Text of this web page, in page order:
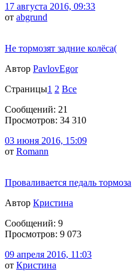
17 августа 2016, 09:33
от abgrund
Не тормозят задние колёса(
Автор PavlovEgor
Страницы1 2 Все
Сообщений: 21
Просмотров: 34 310
03 июня 2016, 15:09
от Romann
Проваливается педаль тормоза
Автор Кристина
Сообщений: 9
Просмотров: 9 073
09 апреля 2016, 11:03
от Кристина